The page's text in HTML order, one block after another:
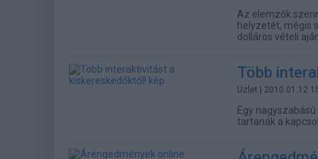
Az elemzők
helyzetét, mégis
dolláros vételi
Több
Üzlet | 2010.01.12
Egy
tartanák a